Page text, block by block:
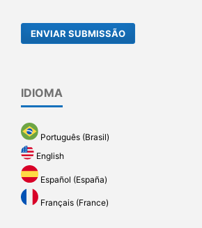
ENVIAR SUBMISSÃO
IDIOMA
Português (Brasil)
English
Español (España)
Français (France)